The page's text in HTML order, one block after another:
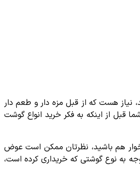
نیاز هست که از قبل مزه دار و طعم دار
از اینکه به فکر خرید انواع گوشت
هم باشید، نظرتان ممکن است عوض
به نوع گوشتی که خریداری کرده است،